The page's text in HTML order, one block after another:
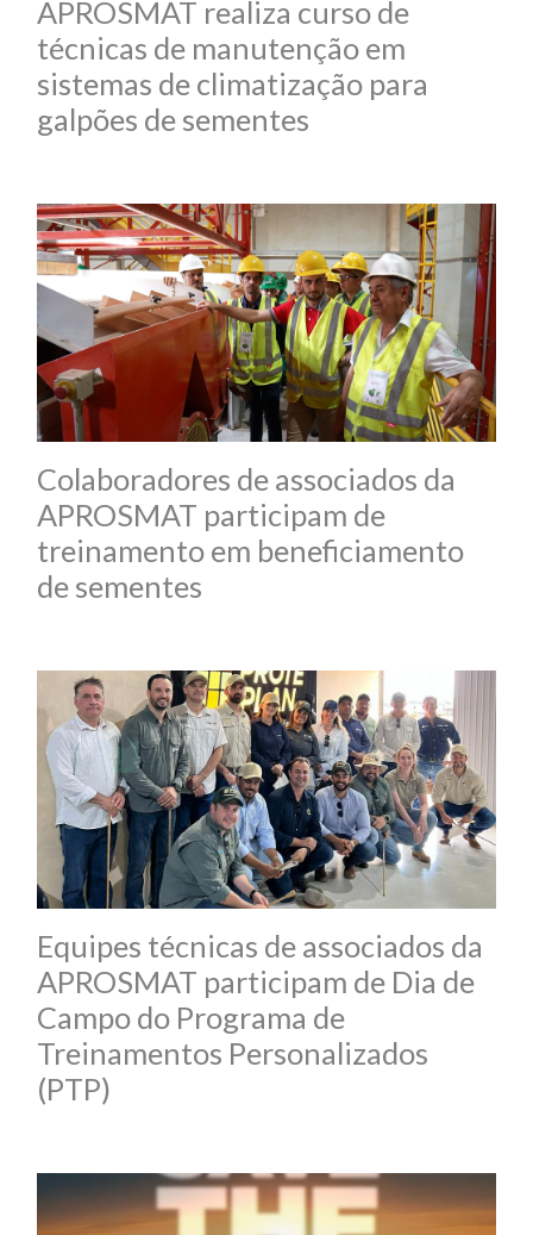
APROSMAT realiza curso de
técnicas de manutenção em
sistemas de climatização para
galpões de sementes
Colaboradores de associados da
APROSMAT participam de
treinamento em beneficiamento
de sementes
Equipes técnicas de associados da
APROSMAT participam de Dia de
Campo do Programa de
Treinamentos Personalizados
(PTP)